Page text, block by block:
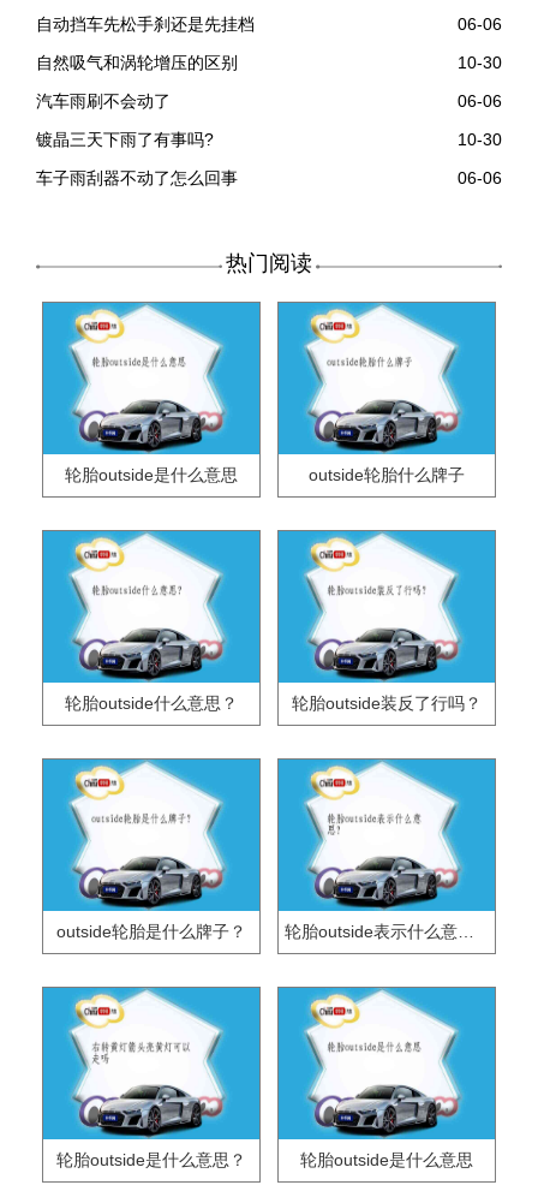
自动挡车先松手刹还是先挂档
06-06
自然吸气和涡轮增压的区别
10-30
汽车雨刷不会动了
06-06
镀晶三天下雨了有事吗?
10-30
车子雨刮器不动了怎么回事
06-06
热门阅读
轮胎outside是什么意思 outside轮胎什么牌子
轮胎outside什么意思？ 轮胎outside装反了行吗？
outside轮胎是什么牌子？ 轮胎outside表示什么意思？
轮胎outside是什么意思？ 轮胎outside是什么意思